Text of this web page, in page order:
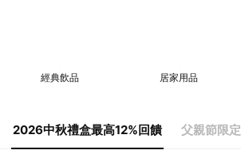
經典飲品 居家用品
2026中秋禮盒最高12%回饋 父親節限定